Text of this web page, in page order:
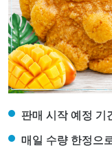
판매 시작 예정 기
매일 수량 한정으